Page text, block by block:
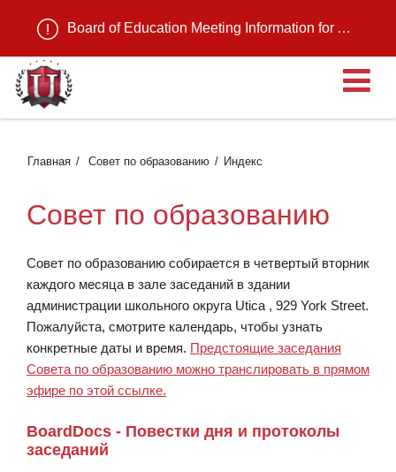
Board of Education Meeting Information for August 11, 2026
Главная Совет по образованию Индекс
Совет по образованию
Совет по образованию собирается в четвертый вторник
каждого месяца в зале заседаний в здании
администрации школьного округа Utica , 929 York Street.
Пожалуйста, смотрите календарь, чтобы узнать
конкретные даты и время. Предстоящие заседания
Совета по образованию можно транслировать в прямом
эфире по этой ссылке.
BoardDocs - Повестки дня и протоколы
заседаний